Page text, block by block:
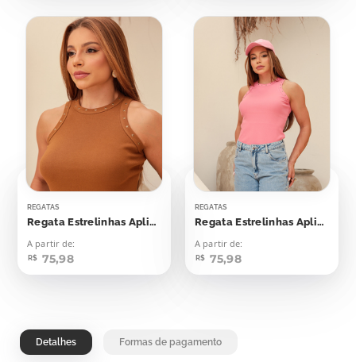
REGATAS
Regata Estrelinhas Aplicação
A partir de:
R$ 75,98
REGATAS
Regata Estrelinhas Aplicação
A partir de:
R$ 75,98
Detalhes Formas de pagamento